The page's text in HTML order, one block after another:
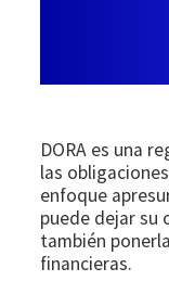
DORA es una
las
enfoque
puede dejar su
también
financieras.